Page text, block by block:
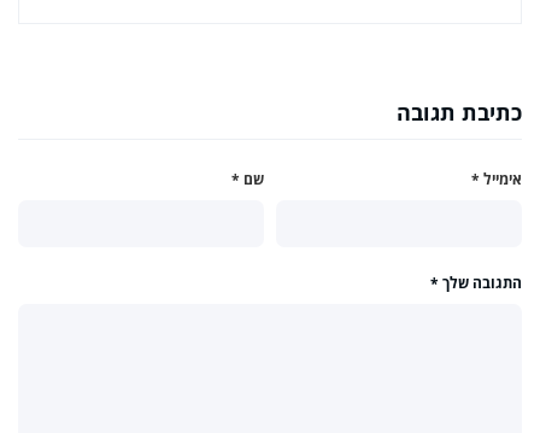
כתיבת תגובה
שם * אימייל *
התגובה שלך *